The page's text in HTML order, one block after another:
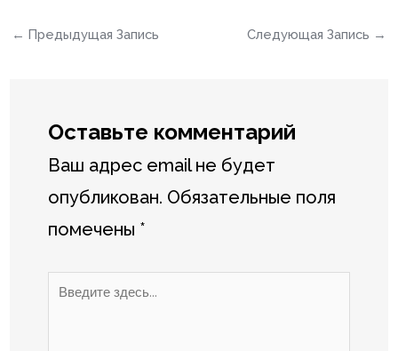
← Предыдущая Запись Следующая Запись →
Оставьте комментарий
Ваш адрес email не будет
опубликован. Обязательные поля
помечены *
Введите